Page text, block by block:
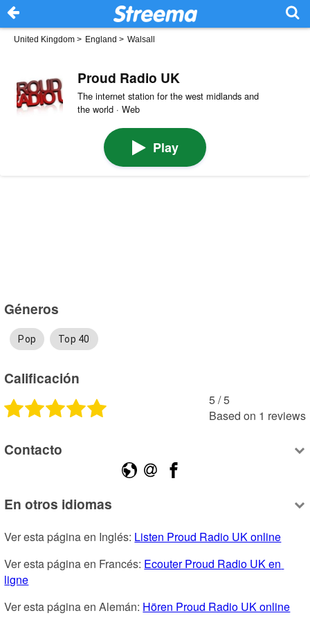
United Kingdom > England > Walsall
Proud Radio UK
The internet station for the west midlands and
the world · Web
Play
Géneros
Pop Top 40
Calificación
5 /5
Based on 1 reviews
Contacto
En otros idiomas
Ver esta página en Inglés: Listen Proud Radio UK online
Ver esta página en Francés: Ecouter Proud Radio UK en
ligne
Ver esta página en Alemán: Hören Proud Radio UK online